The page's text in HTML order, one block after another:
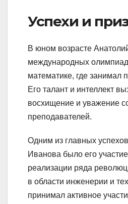
Успехи и
В юном возрасте
международных
математике, где занимал
Его талант и интеллект
восхищение и уважение
преподавателей.
Одним из главных
Иванова было его
реализации ряда
в области инженерии и
принимал активное